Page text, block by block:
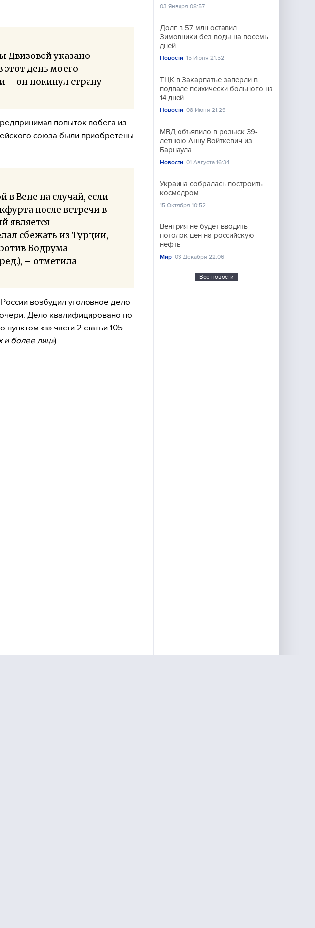
Двизовой указано –
этот день моего
– он покинул страну
попыток побега из
союза были приобретены
в Вене на случай, если
после встречи в
является
сбежать из Турции,
Бодрума
– отметила
возбудил уголовное дело
Дело квалифицировано по
«а» части 2 статьи 105
и более лиц»).
03 Января 08:57
Долг в 57 млн оставил
Зимовники без воды на восемь
дней
Новости 15 Июня 21:52
ТЦК в Закарпатье заперли в
подвале психически больного на
14 дней
Новости 08 Июня 21:29
МВД объявило в розыск 39-
летнюю Анну Войткевич из
Барнаула
Новости 01 Августа 16:34
Украина собралась построить
космодром
15 Октября 10:52
Венгрия не будет вводить
потолок цен на российскую
нефть
Мир 03 Декабря 22:06
Все новости